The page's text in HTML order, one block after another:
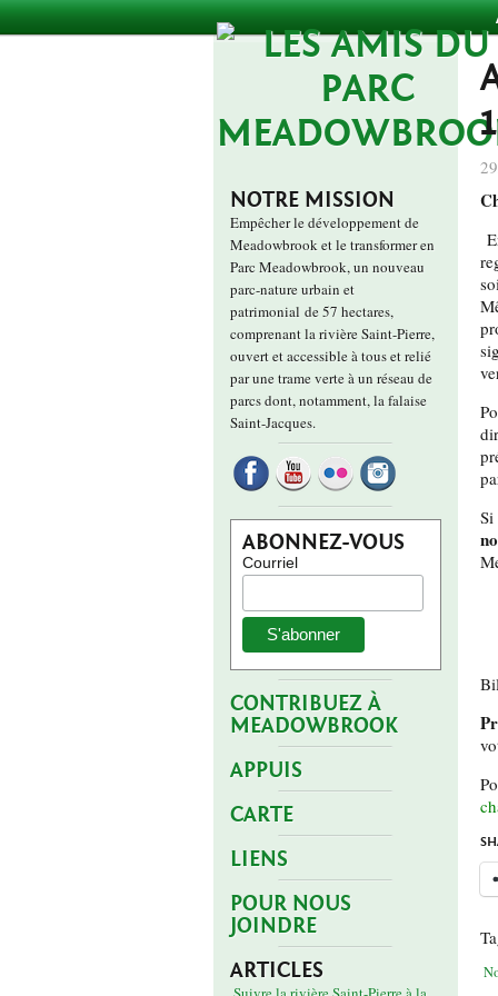
NOTRE MISSION
Empêcher le développement de
Meadowbrook et le transformer en
Parc Meadowbrook, un nouveau
parc-nature urbain et
patrimonial de 57 hectares,
comprenant la rivière Saint-Pierre,
ouvert et accessible à tous et relié
par une trame verte à un réseau de
parcs dont, notamment, la falaise
Saint-Jacques.
ABONNEZ-VOUS
Courriel
CONTRIBUEZ À
MEADOWBROOK
APPUIS
CARTE
LIENS
POUR NOUS
JOINDRE
ARTICLES
Si